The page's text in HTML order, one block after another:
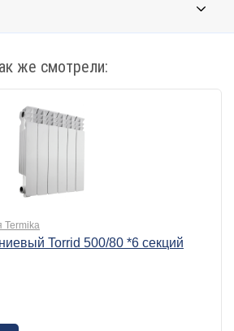
же смотрели:
Termika
Torrid 500/80 *6 секций